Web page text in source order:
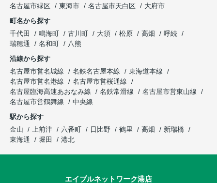
名古屋市緑区
東海市 名古屋市天白区
大府市
町名から探す
千代田
鳴海町 古川町 大須 松原 高畑
呼続
瑞穂通
名和町
八熊
沿線から探す
名古屋市営名城線
名鉄名古屋本線
東海道本線
名古屋市営名港線
名古屋市営桜通線
名古屋臨海高速あおなみ線
名鉄常滑線
名古屋市営東山線
名古屋市営鶴舞線
中央線
駅から探す
金山
上前津 六番町 日比野 鶴里 高畑
新瑞橋
東海通
堀田 港北
エイブルネットワーク港店